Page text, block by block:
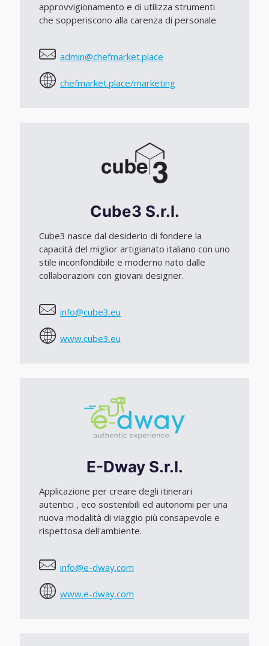
approvvigionamento e di utilizza strumenti
che sopperiscono alla carenza di personale
admin@chefmarket.place
chefmarket.place/marketing
Cube3 S.r.l.
Cube3 nasce dal desiderio di fondere la
capacità del miglior artigianato italiano con uno
stile inconfondibile e moderno nato dalle
collaborazioni con giovani designer.
info@cube3.eu
www.cube3.eu
E-Dway S.r.l.
Applicazione per creare degli itinerari
autentici , eco sostenibili ed autonomi per una
nuova modalità di viaggio più consapevole e
rispettosa dell'ambiente.
info@e-dway.com
www.e-dway.com